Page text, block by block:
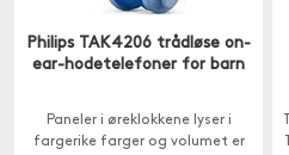
Philips TAK4206 trådløse on-
ear-hodetelefoner for barn
Paneler i øreklokkene lyser i
fargerike farger og volumet er